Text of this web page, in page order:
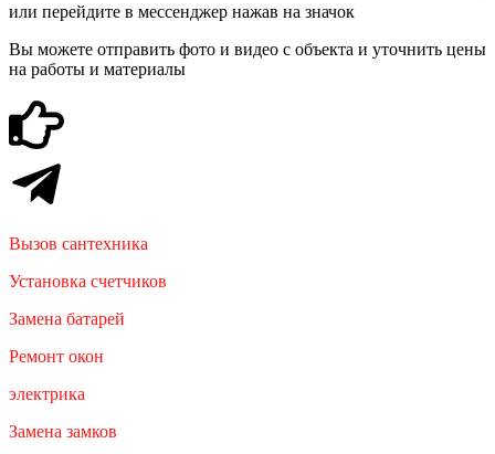
или перейдите в мессенджер нажав на значок
Вы можете отправить фото и видео с объекта и уточнить цены
на работы и материалы
Вызов сантехника
Установка счетчиков
Замена батарей
Ремонт окон
электрика
Замена замков